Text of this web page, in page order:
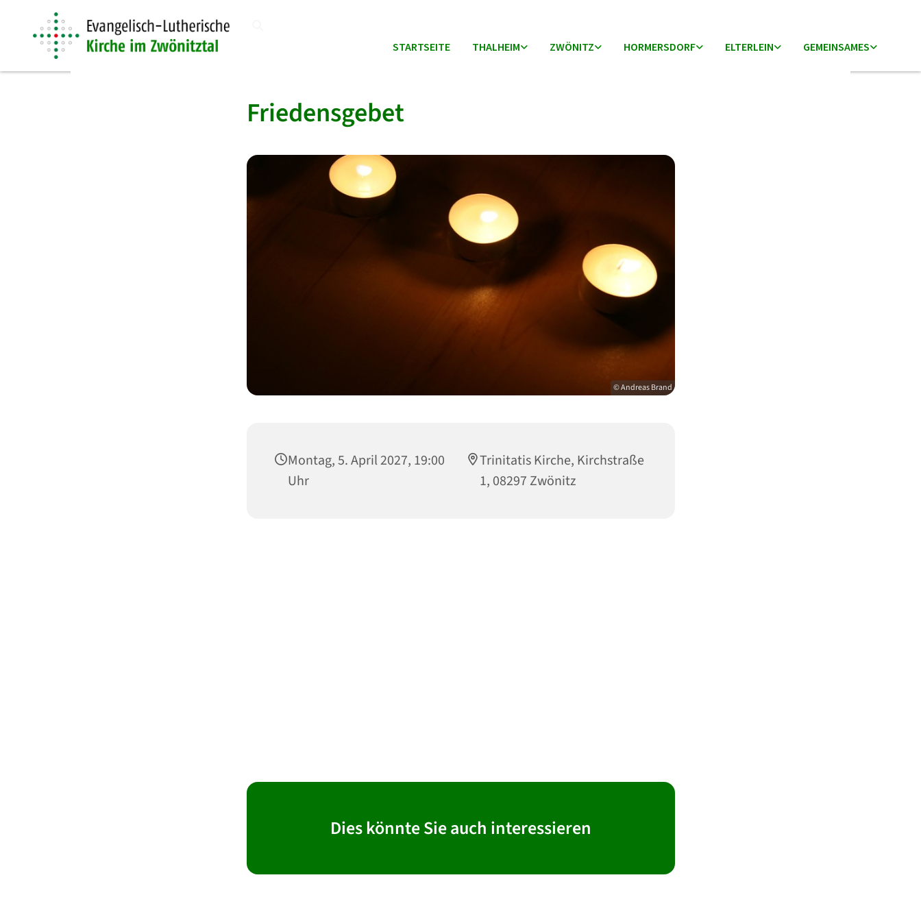
STARTSEITE THALHEIM ZWÖNITZ HORMERSDORF ELTERLEIN GEMEINSAMES
Friedensgebet
© Andreas Brand
Montag, 5. April 2027, 19:00
Uhr
Trinitatis Kirche, Kirchstraße
1, 08297 Zwönitz
Dies könnte Sie auch interessieren